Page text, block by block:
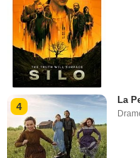
4
La